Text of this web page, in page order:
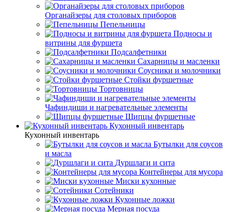
Органайзеры для столовых приборов
Пепельницы
Подносы и
витрины для фуршета
Подсалфетники
Сахарницы и масленки
Соусники и молочники
Стойки фуршетные
Тортовницы
Чафиндиши и нагревательные элементы
Щипцы фуршетные
Кухонный инвентарь
Кухонный инвентарь
Бутылки для соусов
и масла
Дуршлаги и сита
Контейнеры для мусора
Миски кухонные
Сотейники
Кухонные ложки
Мерная посуда